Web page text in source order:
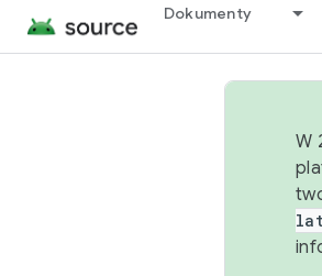
Dokumenty
W